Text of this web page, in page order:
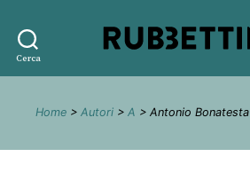
Cerca
editore
Home > Autori > A > Antonio Bonatesta